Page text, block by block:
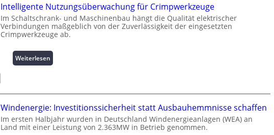
z
i
n
f
m
i
o
z
Intelligente Nutzungsüberwachung für Crimpwerkzeuge
Im Schaltschrank- und Maschinenbau hängt die Qualität elektrischer
Verbindungen maßgeblich von der Zuverlässigkeit der eingesetzten
Crimpwerkzeuge ab.
Weiterlesen
I
e
l
l
i
Windenergie: Investitionssicherheit statt Ausbauhemmnisse schaffen
Im ersten Halbjahr wurden in Deutschland Windenergieanlagen (WEA) an
Land mit einer Leistung von 2.363MW in Betrieb genommen.